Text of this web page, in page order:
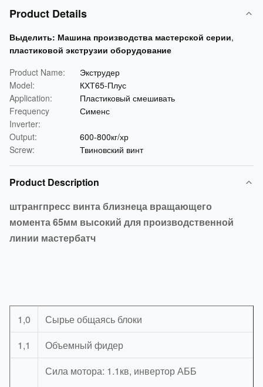
Product Details
Выделить: Машина производства мастерской серии,
пластиковой экструзии оборудование
Product Name:
Экструдер
Model:
КХТ65-Плус
Application:
Пластиковый смешивать
Frequency
Inverter:
Сименс
Output:
600-800кг/хр
Screw:
Твиновский винт
Product Description
штрангпресс винта близнеца вращающего
момента 65мм высокий для производственной
линии мастербатч
1,0
Сырье общаясь блоки
1,1
Объемный фидер
Сила мотора: 1.1кв, инвертор АББ